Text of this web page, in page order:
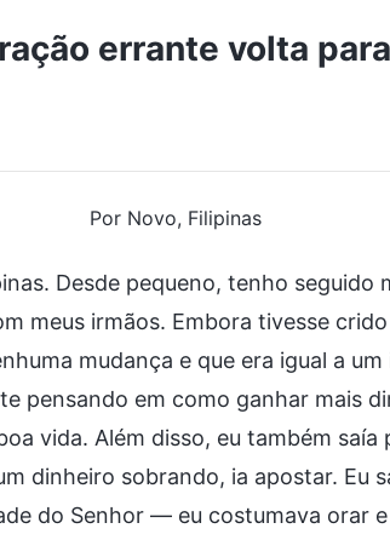
errante volta
Por Novo, Filipinas
Desde pequeno, tenho seguido
meus irmãos. Embora tivesse
mudança e que era igual a
pensando em como ganhar mais
vida. Além disso, eu também saía
dinheiro sobrando, ia apostar. Eu
do Senhor — eu costumava orar